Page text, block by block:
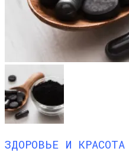
ЗДОРОВЬЕ И КРАСОТА